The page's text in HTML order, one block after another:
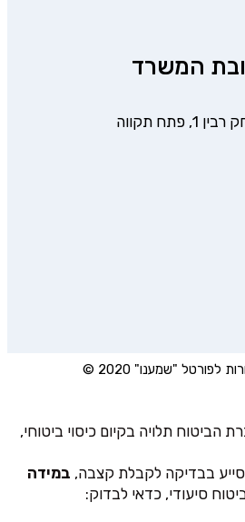
המשרד
פתח תקווה
לפורטל "שמענו" 2020 ©
הביטוח תלויה בקיום כיסוי ביטוחי,
בבדיקה לקבלת קצבה, במידה
סיעודי, כדאי לבדוק: